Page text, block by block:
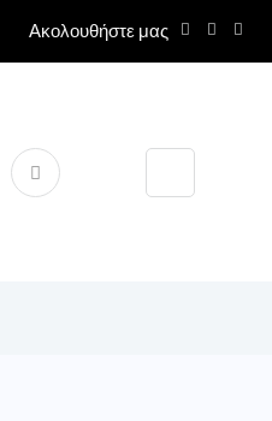
Ακολουθήστε μας